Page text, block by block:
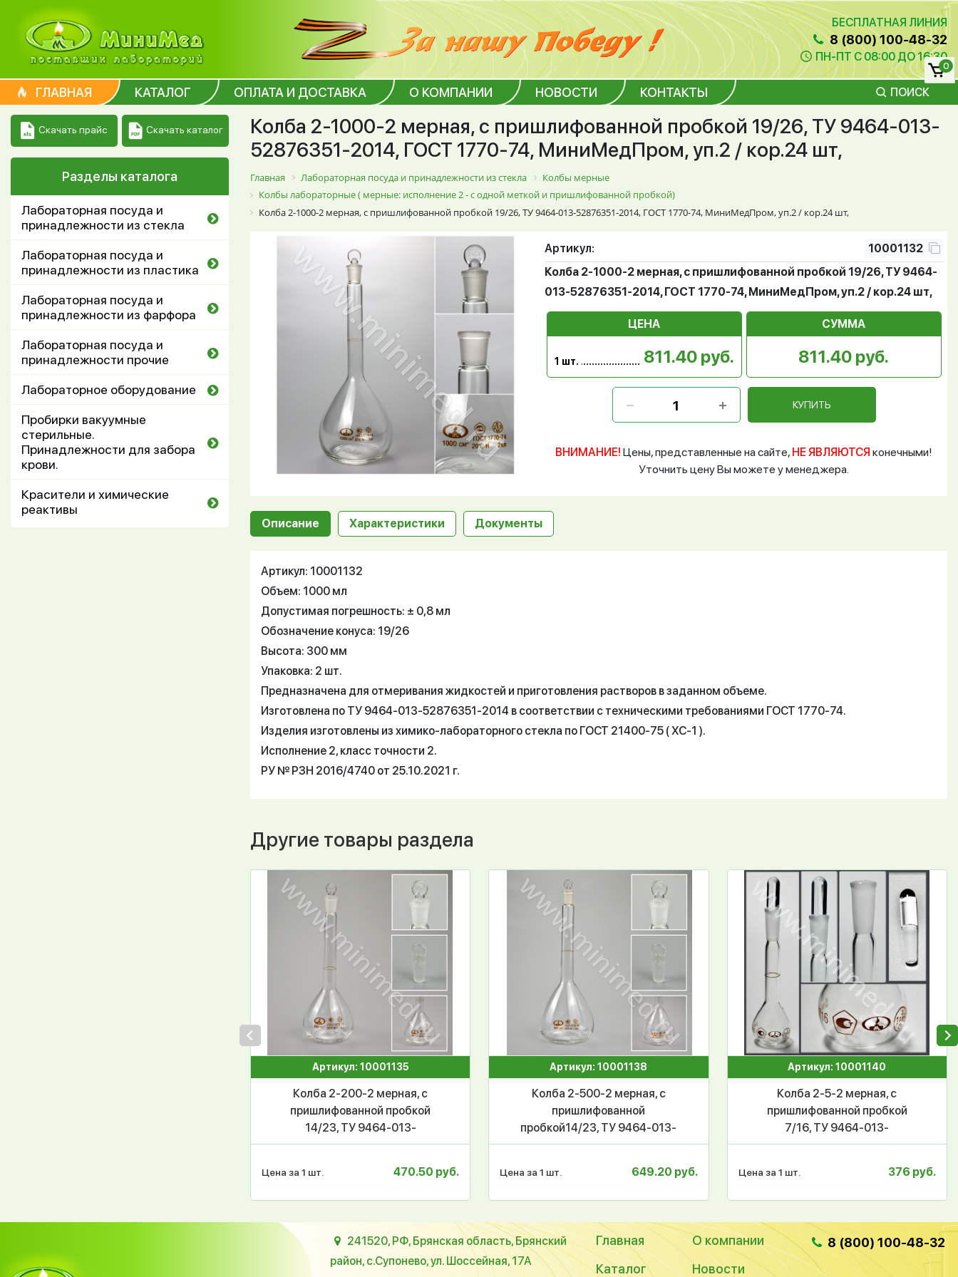
БЕСПЛАТНАЯ ЛИНИЯ
8 (800) 100-48-32
ПН-ПТ С 08:00 ДО 16:30
ГЛАВНАЯ КАТАЛОГ ОПЛАТА И ДОСТАВКА О КОМПАНИИ НОВОСТИ КОНТАКТЫ ПОИСК
0
Скачать прайс Скачать каталог
Разделы каталога
Лабораторная посуда и
принадлежности из стекла
Лабораторная посуда и
принадлежности из пластика
Лабораторная посуда и
принадлежности из фарфора
Лабораторная посуда и
принадлежности прочие
Лабораторное оборудование
Пробирки вакуумные
стерильные.
Принадлежности для забора
крови.
Красители и химические
реактивы
Колба 2-1000-2 мерная, с пришлифованной пробкой 19/26, ТУ 9464-013-
52876351-2014, ГОСТ 1770-74, МиниМедПром, уп.2 / кор.24 шт,
Главная Лабораторная посуда и принадлежности из стекла
Колбы мерные
Колбы лабораторные ( мерные: исполнение 2 - с одной меткой и пришлифованной пробкой)
Колба 2-1000-2 мерная, с пришлифованной пробкой 19/26, ТУ 9464-013-52876351-2014, ГОСТ 1770-74, МиниМедПром, уп.2 / кор.24 шт,
Артикул:
10001132
Колба 2-1000-2 мерная, с пришлифованной пробкой 19/26, ТУ 9464-
013-52876351-2014, ГОСТ 1770-74, МиниМедПром, уп.2 / кор.24 шт,
ЦЕНА
1 шт. 811.40 руб.
СУММА
811.40 руб.
КУПИТЬ
ВНИМАНИЕ! Цены, представленные на сайте, НЕ ЯВЛЯЮТСЯ конечными!
Уточнить цену Вы можете у менеджера.
Описание Характеристики Документы
Артикул: 10001132
Объем: 1000 мл
Допустимая погрешность: ± 0,8 мл
Обозначение конуса: 19/26
Высота: 300 мм
Упаковка: 2 шт.
Предназначена для отмеривания жидкостей и приготовления растворов в заданном объеме.
Изготовлена по ТУ 9464-013-52876351-2014 в соответствии с техническими требованиями ГОСТ 1770-74.
Изделия изготовлены из химико-лабораторного стекла по ГОСТ 21400-75 ( ХС-1 ).
Исполнение 2, класс точности 2.
РУ № РЗН 2016/4740 от 25.10.2021 г.
Другие товары раздела
Артикул: 10001135
Колба 2-200-2 мерная, с
пришлифованной пробкой
14/23, ТУ 9464-013-
52876351-2014, ГОСТ 1770-
Цена за 1 шт. 470.50 руб.
Артикул: 10001138
Колба 2-500-2 мерная, с
пришлифованной
пробкой14/23, ТУ 9464-013-
52876351-2014, ГОСТ 1770-
Цена за 1 шт. 649.20 руб.
Артикул: 10001140
Колба 2-5-2 мерная, с
пришлифованной пробкой
7/16, ТУ 9464-013-
52876351-2014, ГОСТ 1770-
Цена за 1 шт. 376 руб.
241520, РФ, Брянская область, Брянский
район, с.Супонево, ул. Шоссейная, 17А
Главная
О компании
Каталог
Новости
8 (800) 100-48-32